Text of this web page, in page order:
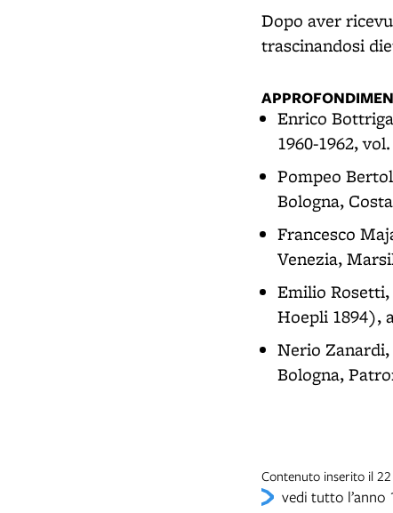
Dopo aver
trascinandosi
Enrico
1960-1962,
Pompeo
Bologna,
Francesco
Venezia,
Emilio Rosetti,
Hoepli 1894),
Nerio Zanardi,
Bologna,
Contenuto inserito il
vedi tutto l’anno